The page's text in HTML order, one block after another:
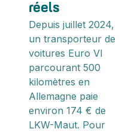
réels
Depuis juillet 2024,
un transporteur de
voitures Euro VI
parcourant 500
kilomètres en
Allemagne paie
environ 174 € de
LKW-Maut. Pour